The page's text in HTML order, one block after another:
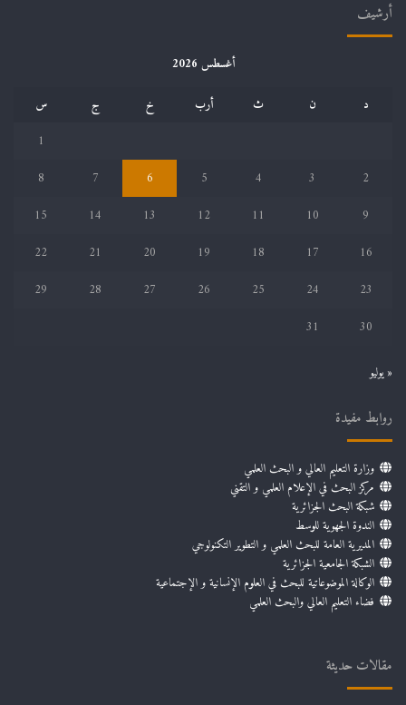
أرشيف
أغسطس 2026
د
ن ث أرب خ ج
س
1
2
3
4
5
6
7
8
9
10
11
12
13
14
15
16
17
18
19
20
21
22
23
24
25
26
27
28
29
30
31
« يوليو
روابط مفيدة
وزارة التعليم العالي و البحث العلمي
مركز البحث في الإعلام العلمي و التقني
شبكة البحث الجزائرية
الندوة الجهوية للوسط
المديرية العامة للبحث العلمي و التطوير التكنولوجي
الشبكة الجامعية الجزائرية
الوكالة الموضوعاتية للبحث في العلوم الإنسانية و الإجتماعية
فضاء التعليم العالي والبحث العلمي
مقالات حديثة